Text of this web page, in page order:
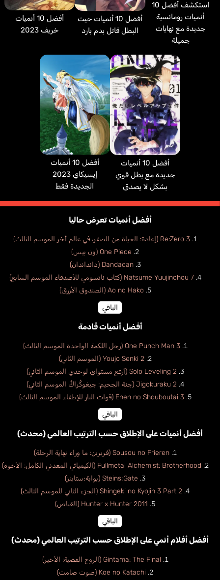
استكشف أفضل 10
أنميات رومانسية
جديدة مع نهايات
جميلة
أفضل 10 أنميات حيث
البطل قاتل بدم بارد
أفضل 10 أنميات
خريف 2023
أفضل 10 أنميات
جديدة مع بطل قوي
بشكل لا يصدق
أفضل 10 أنميات
إيسيكاي 2023
الجديدة فقط
أفضل أنميات تعرض حاليا
Re:Zero 3 (إعادة: الحياة من الصفر، في عالم أخر الموسم الثالث)
One Piece (ون بيس)
Dandadan (دانداندان)
Natsume Yuujinchou 7 (كتاب ناتسومي للأصدقاء الموسم السابع)
Ao no Hako (الصندوق الأزرق)
الباقي
أفضل أنميات قادمة
One Punch Man 3 (رجل اللكمة الواحدة الموسم الثالث)
Youjo Senki 2 (الموسم الثاني)
Solo Leveling 2 (أرفع مستواي لوحدي الموسم الثاني)
Jigokuraku 2 (جنة الجحيم: جيغوكُراكُ الموسم الثاني)
Enen no Shouboutai 3 (قوات النار للإطفاء الموسم الثالث)
الباقي
أفضل أنميات على الإطلاق حسب الترتيب العالمي (محدث)
Sousou no Frieren (فريرين: ما وراء نهاية الرحلة)
Fullmetal Alchemist: Brotherhood (الكيميائي المعدني الكامل: الأخوة)
Steins;Gate (بوابة؛ستاينز)
Shingeki no Kyojin 3 Part 2 (الجزء الثاني للموسم الثالث)
Hunter x Hunter 2011 (القناص)
الباقي
أفضل أفلام أنمي على الإطلاق حسب الترتيب العالمي (محدث)
Gintama: The Final (الروح الفضية: الأخير)
Koe no Katachi (صوت صامت)